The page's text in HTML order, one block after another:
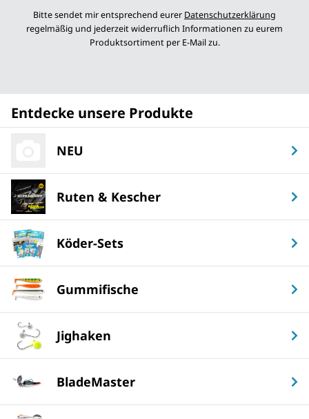
Bitte sendet mir entsprechend eurer Datenschutzerklärung
regelmäßig und jederzeit widerruflich Informationen zu eurem
Produktsortiment per E-Mail zu.
Entdecke unsere Produkte
NEU
Ruten & Kescher
Köder-Sets
Gummifische
Jighaken
BladeMaster